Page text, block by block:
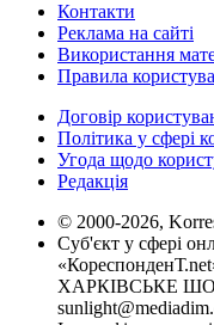
Контакти
Реклама на сайті
Використання
Правила
Договір
Політика у сфері
Угода щодо
Редакція
© 2000-2026,
Суб'єкт у сфері
ХАРКІВСЬКЕ